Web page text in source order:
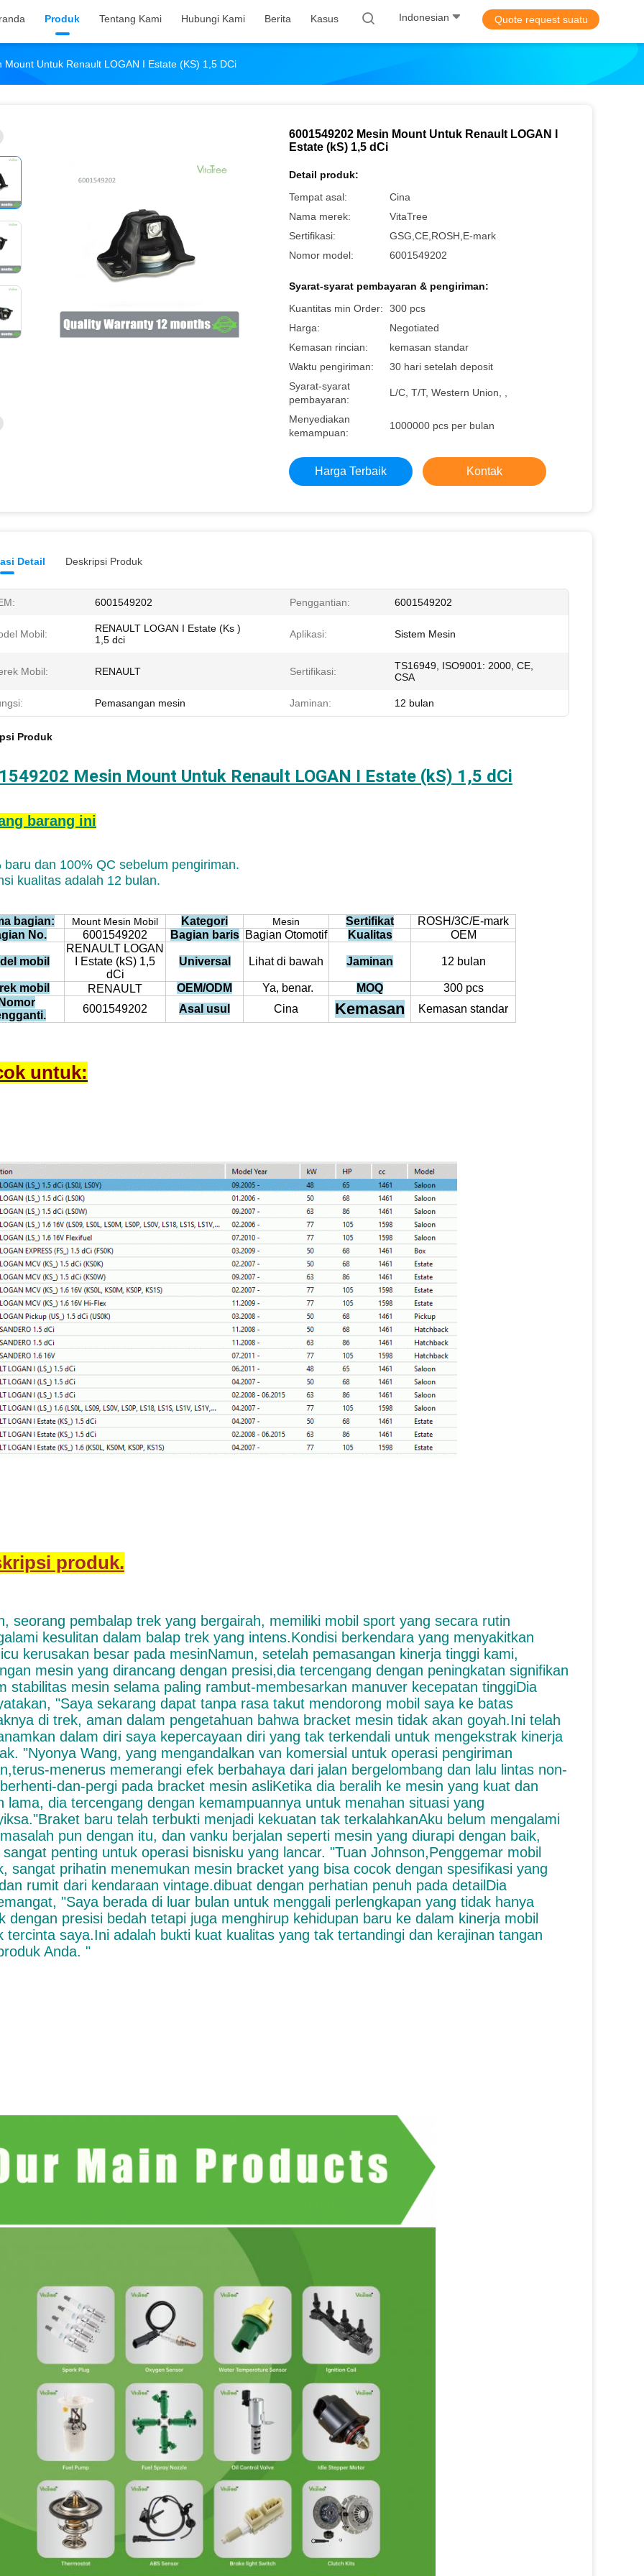
Produk Tentang Kami Hubungi Kami Berita Kasus Indonesian Quote request suatu
Mount Untuk Renault LOGAN I Estate (kS) 1,5 DCi
6001549202 Mesin Mount Untuk Renault LOGAN I
Estate (kS) 1,5 dCi
Detail produk:
Tempat asal:
Cina
Nama merek:
VitaTree
Sertifikasi:
GSG,CE,ROSH,E-mark
Nomor model:
6001549202
Syarat-syarat pembayaran & pengiriman:
Kuantitas min Order:
300 pcs
Harga:
Negotiated
Kemasan rincian:
kemasan standar
Waktu pengiriman:
30 hari setelah deposit
Syarat-syarat
pembayaran:
L/C, T/T, Western Union, ,
Menyediakan
kemampuan:
1000000 pcs per bulan
Harga Terbaik Kontak
Detail Deskripsi Produk
6001549202 Penggantian: 6001549202
Mobil:
RENAULT LOGAN I Estate (Ks )
1,5 dci
Aplikasi: Sistem Mesin
Mobil: RENAULT Sertifikasi:
TS16949, ISO9001: 2000, CE,
CSA
Pemasangan mesin Jaminan: 12 bulan
Produk
Mesin Mount Untuk Renault LOGAN I Estate (kS) 1,5 dCi
barang ini
baru dan 100% QC sebelum pengiriman.
kualitas adalah 12 bulan.
bagian: Mount Mesin Mobil Kategori Mesin Sertifikat
ROSH/3C/E-mark
No.
6001549202 Bagian baris Bagian Otomotif Kualitas OEM
mobil
RENAULT LOGAN
I Estate (kS) 1,5
dCi
Universal Lihat di bawah Jaminan 12 bulan
mobil RENAULT OEM/ODM Ya, benar. MOQ
300 pcs
6001549202 Asal usul Cina Kemasan Kemasan standar
untuk:
produk.
seorang pembalap trek yang bergairah, memiliki mobil sport yang secara rutin
kesulitan dalam balap trek yang intens.Kondisi berkendara yang menyakitkan
kerusakan besar pada mesinNamun, setelah pemasangan kinerja tinggi kami,
mesin yang dirancang dengan presisi,dia tercengang dengan peningkatan signifikan
stabilitas mesin selama paling rambut-membesarkan manuver kecepatan tinggiDia
"Saya sekarang dapat tanpa rasa takut mendorong mobil saya ke batas
di trek, aman dalam pengetahuan bahwa bracket mesin tidak akan goyah.Ini telah
dalam diri saya kepercayaan diri yang tak terkendali untuk mengekstrak kinerja
"Nyonya Wang, yang mengandalkan van komersial untuk operasi pengiriman
menerus memerangi efek berbahaya dari jalan bergelombang dan lalu lintas non-
dan-pergi pada bracket mesin asliKetika dia beralih ke mesin yang kuat dan
lama, dia tercengang dengan kemampuannya untuk menahan situasi yang
baru telah terbukti menjadi kekuatan tak terkalahkanAku belum mengalami
pun dengan itu, dan vanku berjalan seperti mesin yang diurapi dengan baik,
penting untuk operasi bisnisku yang lancar. "Tuan Johnson,Penggemar mobil
sangat prihatin menemukan mesin bracket yang bisa cocok dengan spesifikasi yang
rumit dari kendaraan vintage.dibuat dengan perhatian penuh pada detailDia
"Saya berada di luar bulan untuk menggali perlengkapan yang tidak hanya
dengan presisi bedah tetapi juga menghirup kehidupan baru ke dalam kinerja mobil
tercinta saya.Ini adalah bukti kuat kualitas yang tak tertandingi dan kerajinan tangan
Anda. "